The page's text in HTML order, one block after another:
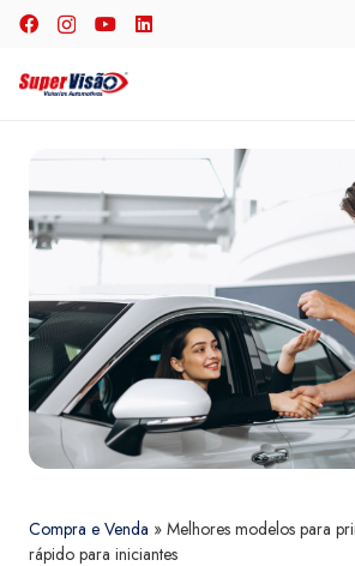
Compra e Venda » Melhores modelos para
rápido para iniciantes